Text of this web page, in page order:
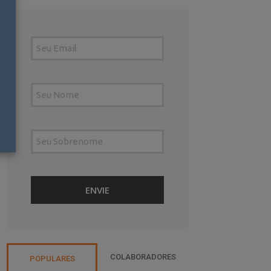
POPULARES COLABORADORES